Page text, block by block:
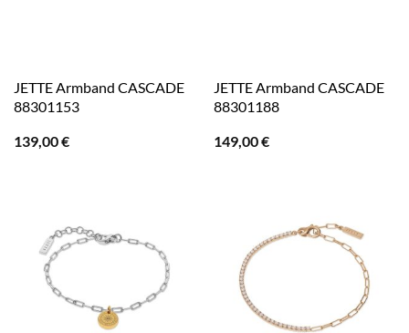
JETTE Armband CASCADE
88301153
139,00€
JETTE Armband CASCADE
88301188
149,00€